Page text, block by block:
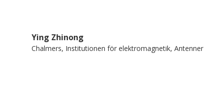
Ying Zhinong
Chalmers, Institutionen för elektromagnetik, Antenner